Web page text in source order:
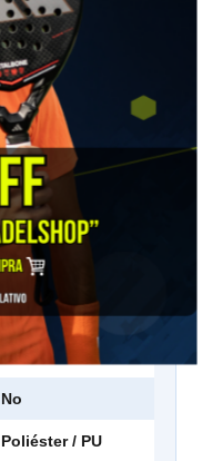
Adidas
Mochila
Pádel
2 palas
48 litros
29 x 16 x 47 cm
4
Sí
No
Poliéster / PU